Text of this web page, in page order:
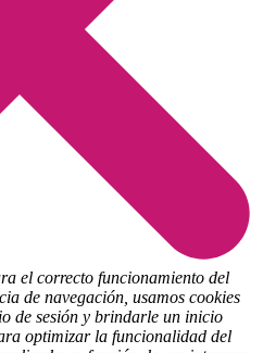
el correcto funcionamiento del
de navegación, usamos cookies
de sesión y brindarle un inicio
optimizar la funcionalidad del